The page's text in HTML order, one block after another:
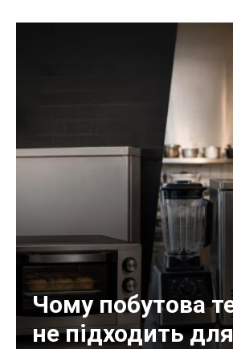
Чому побутова
не підходить